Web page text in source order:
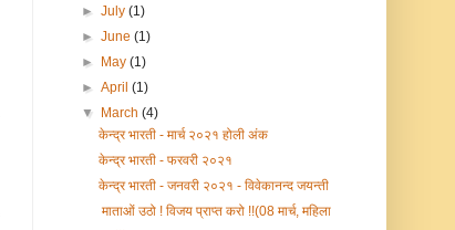
►July(1)
►June(1)
► May(1)
►April(1)
▼ March(4)
केन्द्र भारती - मार्च २०२१ होली अंक
केन्द्र भारती - फरवरी २०२१
केन्द्र भारती - जनवरी २०२१ - विवेकानन्द जयन्ती
माताओं उठो ! विजय प्राप्त करो !!(08 मार्च, महिला